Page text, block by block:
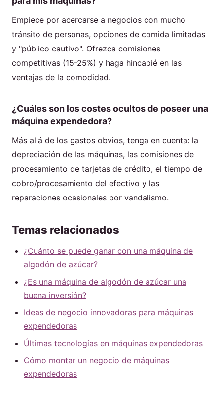
Empiece por acercarse a negocios con mucho
tránsito de personas, opciones de comida limitadas
y "público cautivo". Ofrezca comisiones
competitivas (15-25%) y haga hincapié en las
ventajas de la comodidad.
¿Cuáles son los costes ocultos de poseer una
máquina expendedora?
Más allá de los gastos obvios, tenga en cuenta: la
depreciación de las máquinas, las comisiones de
procesamiento de tarjetas de crédito, el tiempo de
cobro/procesamiento del efectivo y las
reparaciones ocasionales por vandalismo.
Temas relacionados
¿Cuánto se puede ganar con una máquina de
algodón de azúcar?
¿Es una máquina de algodón de azúcar una
buena inversión?
Ideas de negocio innovadoras para máquinas
expendedoras
Últimas tecnologías en máquinas expendedoras
Cómo montar un negocio de máquinas
expendedoras